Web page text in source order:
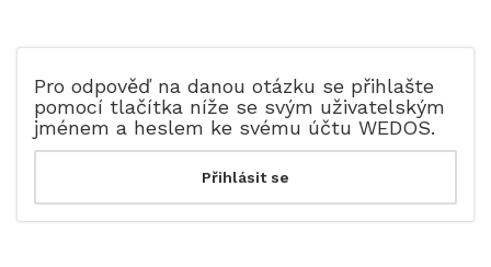
Pro odpověď na danou otázku se přihlašte
pomocí tlačítka níže se svým uživatelským
jménem a heslem ke svému účtu WEDOS.